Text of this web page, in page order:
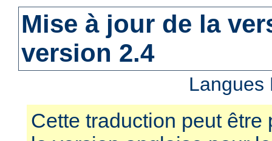
Mise à jour de la
version 2.4
Cette traduction peut être